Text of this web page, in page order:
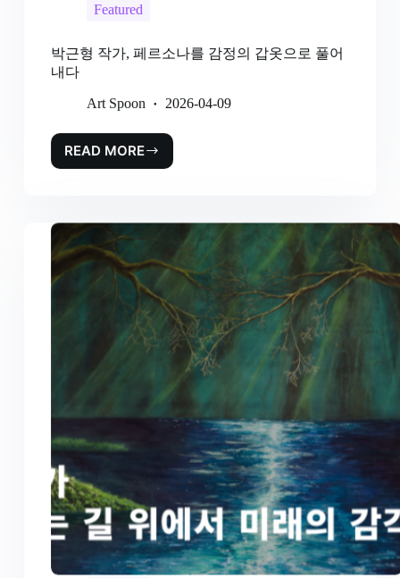
Featured
박근형 작가, 페르소나를 감정의 갑옷으로 풀어
내다
Art Spoon 2026-04-09
READ MORE